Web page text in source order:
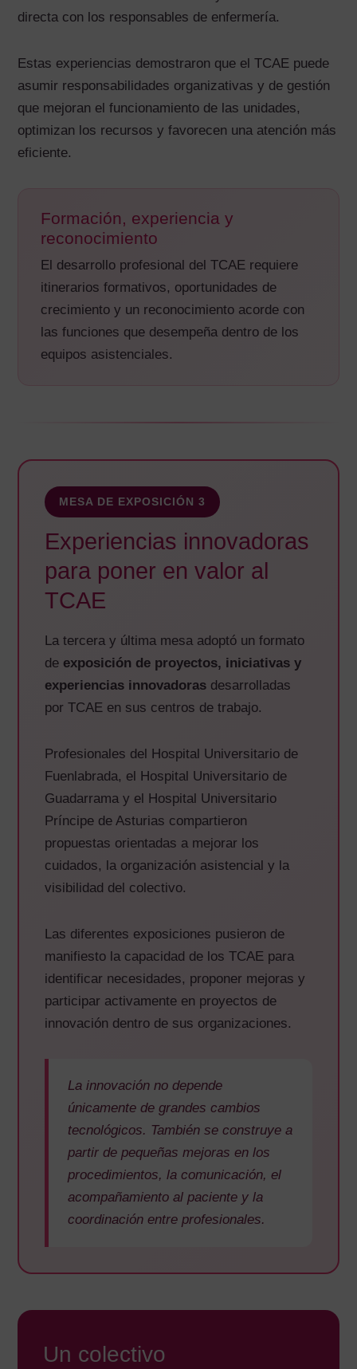
directa con los responsables de enfermería.
Estas experiencias demostraron que el TCAE puede
asumir responsabilidades organizativas y de gestión
que mejoran el funcionamiento de las unidades,
optimizan los recursos y favorecen una atención más
eficiente.
Formación, experiencia y
reconocimiento
El desarrollo profesional del TCAE requiere
itinerarios formativos, oportunidades de
crecimiento y un reconocimiento acorde con
las funciones que desempeña dentro de los
equipos asistenciales.
MESA DE EXPOSICIÓN 3
Experiencias innovadoras
para poner en valor al
TCAE
La tercera y última mesa adoptó un formato
de exposición de proyectos, iniciativas y
experiencias innovadoras desarrolladas
por TCAE en sus centros de trabajo.
Profesionales del Hospital Universitario de
Fuenlabrada, el Hospital Universitario de
Guadarrama y el Hospital Universitario
Príncipe de Asturias compartieron
propuestas orientadas a mejorar los
cuidados, la organización asistencial y la
visibilidad del colectivo.
Las diferentes exposiciones pusieron de
manifiesto la capacidad de los TCAE para
identificar necesidades, proponer mejoras y
participar activamente en proyectos de
innovación dentro de sus organizaciones.
La innovación no depende
únicamente de grandes cambios
tecnológicos. También se construye a
partir de pequeñas mejoras en los
procedimientos, la comunicación, el
acompañamiento al paciente y la
coordinación entre profesionales.
Un colectivo